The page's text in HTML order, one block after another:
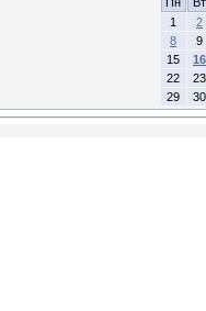
1
2
8
9
15
16
22
23
29
30